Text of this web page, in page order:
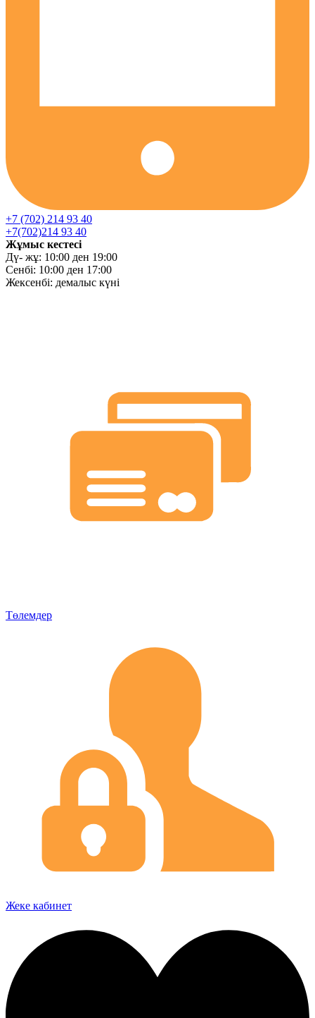
+7 (702) 214 93 40
+7(702)214 93 40
Жұмыс кестесі
Дү- жұ: 10:00 ден 19:00
Сенбі: 10:00 ден 17:00
Жексенбі: демалыс күні
Төлемдер
Жеке кабинет